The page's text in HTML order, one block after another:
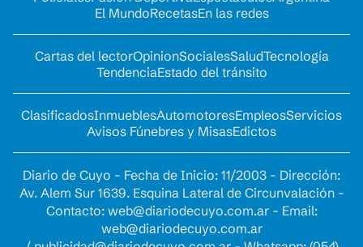
El MundoRecetasEn las redes
Cartas del lectorOpinionSocialesSaludTecnología
TendenciaEstado del tránsito
ClasificadosInmueblesAutomotoresEmpleosServicios
Avisos Fúnebres y MisasEdictos
Diario de Cuyo - Fecha de Inicio: 11/2003 - Dirección:
Av. Alem Sur 1639. Esquina Lateral de Circunvalación -
Contacto: web@diariodecuyo.com.ar- Email:
web@diariodecuyo.com.ar